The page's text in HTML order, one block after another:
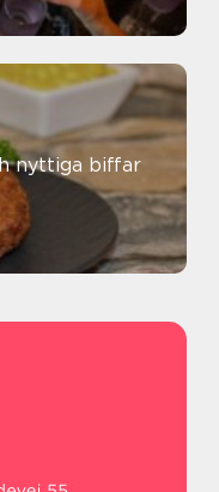
nyttiga biffar